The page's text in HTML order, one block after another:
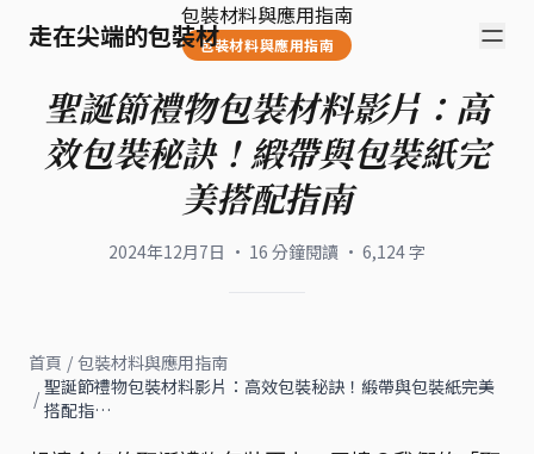
走在尖端的包裝材
包裝材料與應用指南
包裝材料與應用指南
聖誕節禮物包裝材料影片：高
效包裝秘訣！緞帶與包裝紙完
美搭配指南
2024年12月7日 · 16 分鐘閱讀 · 6,124字
首頁 / 包裝材料與應用指南
/ 聖誕節禮物包裝材料影片：高效包裝秘訣！緞帶與包裝紙完美
搭配指…